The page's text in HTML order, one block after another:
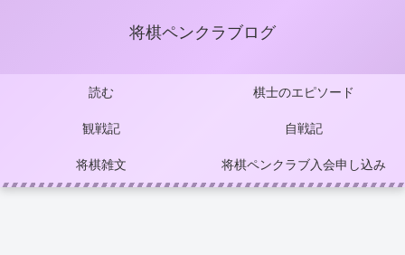
将棋ペンクラブログ
読む 棋士のエピソード
観戦記 自戦記
将棋雑文 将棋ペンクラブ入会申し込み